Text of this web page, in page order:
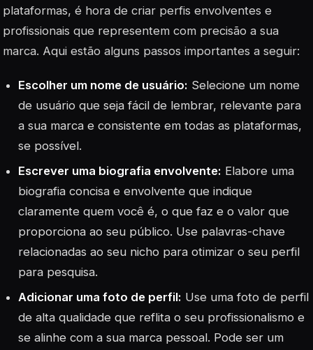
plataformas, é hora de criar perfis envolventes e
profissionais que representem com precisão a sua
marca. Aqui estão alguns passos importantes a seguir:
Escolher um nome de usuário: Selecione um nome
de usuário que seja fácil de lembrar, relevante para
a sua marca e consistente em todas as plataformas,
se possível.
Escrever uma biografia envolvente: Elabore uma
biografia concisa e envolvente que indique
claramente quem você é, o que faz e o valor que
proporciona ao seu público. Use palavras-chave
relacionadas ao seu nicho para otimizar o seu perfil
para pesquisa.
Adicionar uma foto de perfil: Use uma foto de perfil
de alta qualidade que reflita o seu profissionalismo e
se alinhe com a sua marca pessoal. Pode ser um